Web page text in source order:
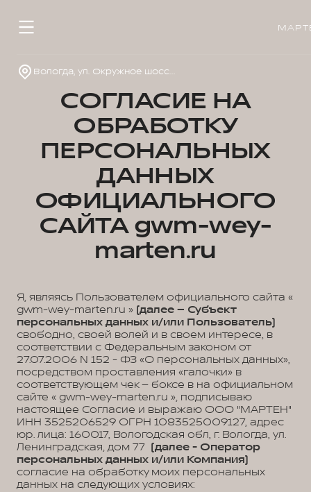
Вологда, ул. Окружное шоссе, д.33
СОГЛАСИЕ НА
ОБРАБОТКУ
ПЕРСОНАЛЬНЫХ
ДАННЫХ
ОФИЦИАЛЬНОГО
САЙТА gwm-wey-
marten.ru
Я, являясь Пользователем официального сайта «
gwm-wey-marten.ru » (далее – Субъект
персональных данных и/или Пользователь)
свободно, своей волей и в своем интересе, в
соответствии с Федеральным законом от
27.07.2006 N 152 - ФЗ «О персональных данных»,
посредством проставления «галочки» в
соответствующем чек – боксе в на официальном
сайте « gwm-wey-marten.ru », подписываю
настоящее Согласие и выражаю ООО "МАРТЕН"
ИНН 3525206529 ОГРН 1083525009127, адрес
юр. лица: 160017, Вологодская обл, г. Вологда, ул.
Ленинградская, дом 77 (далее - Оператор
персональных данных и/или Компания)
согласие на обработку моих персональных
данных на следующих условиях: